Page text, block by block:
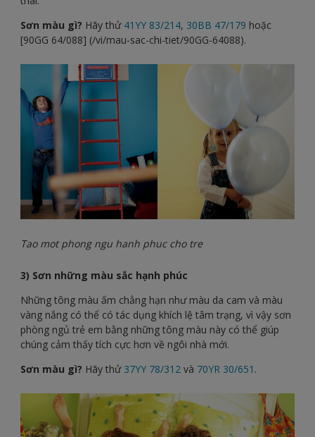
Sơn màu gì? Hãy thử 41YY 83/214, 30BB 47/179 hoặc
[90GG 64/088] (/vi/mau-sac-chi-tiet/90GG-64088).
Tao mot phong ngu hanh phuc cho tre
3) Sơn những màu sắc hạnh phúc
Những tông màu ấm chẳng hạn như màu da cam và màu
vàng nắng có thể có tác dụng khích lệ tâm trạng, vì vậy sơn
phòng ngủ trẻ em bằng những tông màu này có thể giúp
chúng cảm thấy tích cực hơn về ngôi nhà mới.
Sơn màu gì? Hãy thử 37YY 78/312 và 70YR 30/651 .